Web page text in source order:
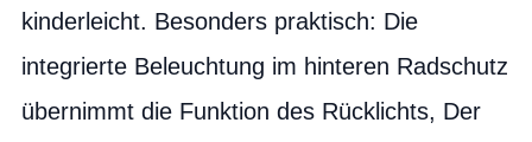
kinderleicht. Besonders praktisch: Die
integrierte Beleuchtung im hinteren Radschutz
übernimmt die Funktion des Rücklichts, Der